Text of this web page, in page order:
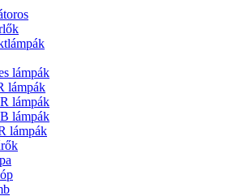
lámpák
lámpák
lámpák
lámpák
lámpák